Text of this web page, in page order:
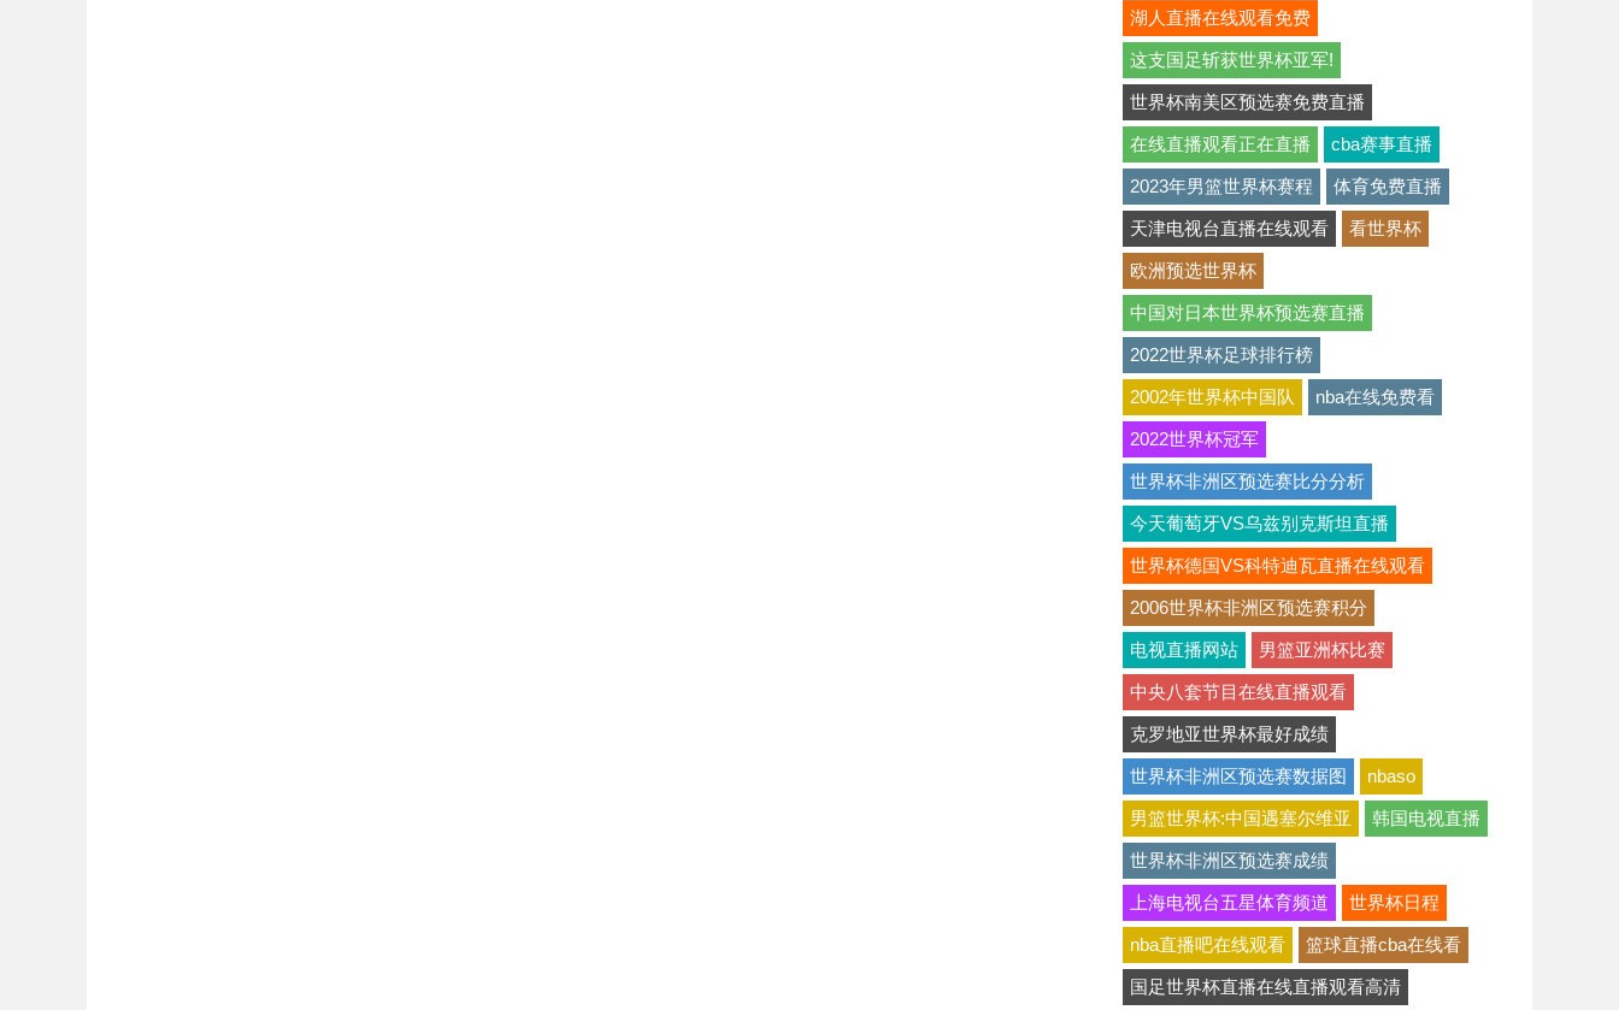
湖人直播在线观看免费
这支国足斩获世界杯亚军!
世界杯南美区预选赛免费直播
在线直播观看正在直播 cba赛事直播
2023年男篮世界杯赛程 体育免费直播
天津电视台直播在线观看 看世界杯
欧洲预选世界杯
中国对日本世界杯预选赛直播
2022世界杯足球排行榜
2002年世界杯中国队 nba在线免费看
2022世界杯冠军
世界杯非洲区预选赛比分分析
今天葡萄牙VS乌兹别克斯坦直播
世界杯德国VS科特迪瓦直播在线观看
2006世界杯非洲区预选赛积分
电视直播网站 男篮亚洲杯比赛
中央八套节目在线直播观看
克罗地亚世界杯最好成绩
世界杯非洲区预选赛数据图 nbaso
男篮世界杯:中国遇塞尔维亚 韩国电视直播
世界杯非洲区预选赛成绩
上海电视台五星体育频道 世界杯日程
nba直播吧在线观看 篮球直播cba在线看
国足世界杯直播在线直播观看高清